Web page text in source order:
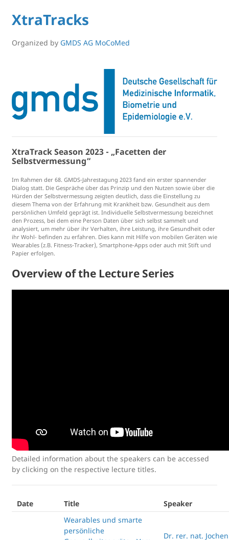
XtraTracks
Organized by GMDS AG MoCoMed
XtraTrack Season 2023 - „Facetten der
Selbstvermessung“
Im Rahmen der 68. GMDS-Jahrestagung 2023 fand ein erster spannender
Dialog statt. Die Gespräche über das Prinzip und den Nutzen sowie über die
Hürden der Selbstvermessung zeigten deutlich, dass die Einstellung zu
diesem Thema von der Erfahrung mit Krankheit bzw. Gesundheit aus dem
persönlichen Umfeld geprägt ist. Individuelle Selbstvermessung bezeichnet
den Prozess, bei dem eine Person Daten über sich selbst sammelt und
analysiert, um mehr über ihr Verhalten, ihre Leistung, ihre Gesundheit oder
ihr Wohl‐ befinden zu erfahren. Dies kann mit Hilfe von mobilen Geräten wie
Wearables (z.B. Fitness-Tracker), Smartphone-Apps oder auch mit Stift und
Papier erfolgen.
Overview of the Lecture Series
Detailed information about the speakers can be accessed
by clicking on the respective lecture titles.
Date Title Speaker
Wearables und smarte
persönliche
Dr. rer. nat.